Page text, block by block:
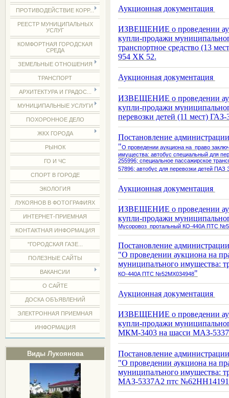
ПРОТИВОДЕЙСТВИЕ КОРР...
РЕЕСТР МУНИЦИПАЛЬНЫХ
УСЛУГ
КОМФОРТНАЯ ГОРОДСКАЯ
СРЕДА
ЗЕМЕЛЬНЫЕ ОТНОШЕНИЯ
ТРАНСПОРТ
АРХИТЕКТУРА И ГРАДОС...
МУНИЦИПАЛЬНЫЕ УСЛУГИ
ПОХОРОННОЕ ДЕЛО
ЖКХ ГОРОДА
РЫНОК
ГО И ЧС
СПОРТ В ГОРОДЕ
ЭКОЛОГИЯ
ЛУКОЯНОВ В ФОТОГРАФИЯХ
ИНТЕРНЕТ-ПРИЕМНАЯ
КОНТАКТНАЯ ИНФОРМАЦИЯ
"ГОРОДСКАЯ ГАЗЕ...
ПОЛЕЗНЫЕ САЙТЫ
ВАКАНСИИ
О САЙТЕ
ДОСКА ОБЪЯВЛЕНИЙ
ЭЛЕКТРОННАЯ ПРИЕМНАЯ
ИНФОРМАЦИЯ
Виды Лукоянова
Аукционная документация
ИЗВЕЩЕНИЕ о проведении
купли-продажи
транспортное средство (13
954 ХК 52.
Аукционная документация
ИЗВЕЩЕНИЕ о проведении
купли-продажи
перевозки детей (11 мест) ГАЗ-
Постановление
"О проведении аукциона на право
имущества: автобус специальный для
255996; специальное пассажирское
57896; автобус для перевозки детей
Аукционная документация
ИЗВЕЩЕНИЕ о проведении
купли-продажи
Мусоровоз протальный КО-440А ПТС
Постановление
"О проведении аукциона на
муниципалъного имущества:
КО-440А ПТС №52МХ034948"
Аукционная документация
ИЗВЕЩЕНИЕ о проведении
купли-продажи
МКМ-3403 на шасси МАЗ-
Постановление
"О проведении аукциона на
муниципалъного имущества:
МАЗ-5337А2 птс